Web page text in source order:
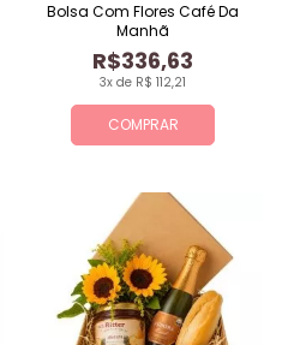
COMPRAR
3x de R$ 112,21
R$336,63
Bolsa Com Flores Café Da
Manhã